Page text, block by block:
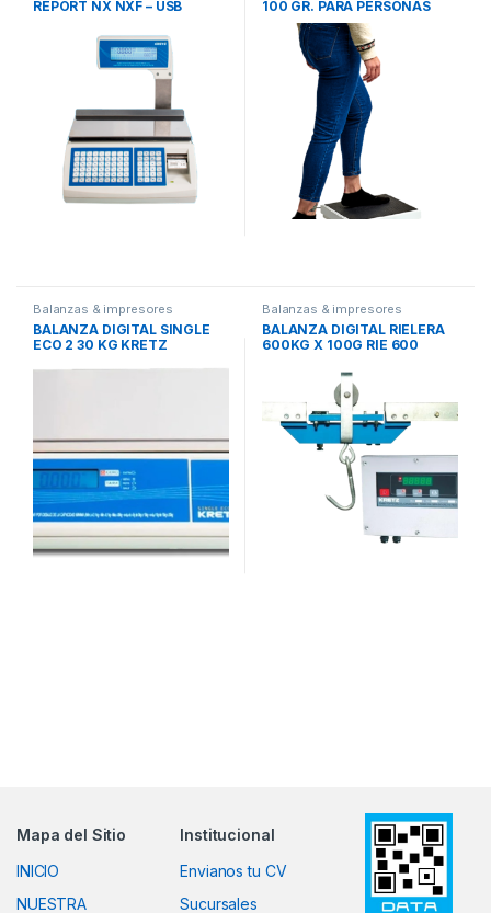
REPORT NX NXF – USB
100 GR. PARA PERSONAS
Mod. GALA
Balanzas & impresores
BALANZA DIGITAL SINGLE
ECO 2 30 KG KRETZ
Balanzas & impresores
BALANZA DIGITAL RIELERA
600KG X 100G RIE 600
Mapa del Sitio
INICIO
NUESTRA
Institucional
Envianos tu CV
Sucursales